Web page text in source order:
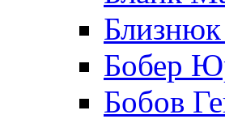
Близнюк
Бобер
Бобов